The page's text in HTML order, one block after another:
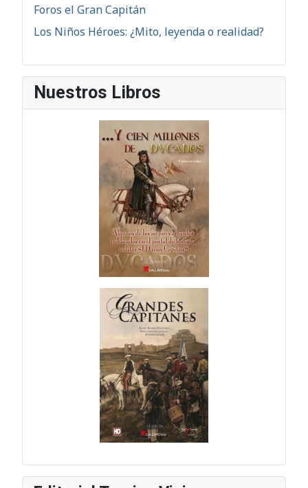
Foros el Gran Capitán
Los Niños Héroes: ¿Mito, leyenda o realidad?
Nuestros Libros